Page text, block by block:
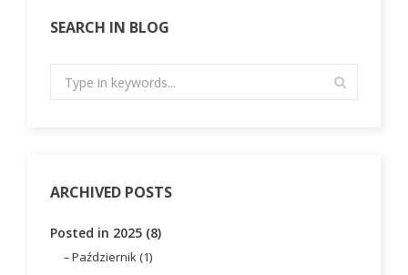
SEARCH IN BLOG
ARCHIVED POSTS
Posted in 2025 (8)
Październik (1)